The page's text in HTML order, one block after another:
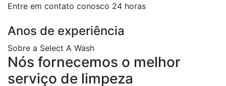
Entre em contato conosco 24 horas
Anos de experiência
Sobre a Select A Wash
Nós fornecemos o melhor
serviço de limpeza